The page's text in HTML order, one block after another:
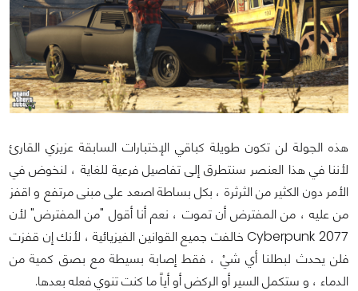
هذه الجولة لن تكون طويلة كباقي الإختبارات السابقة عزيزي القارئ
لأننا في هذا العنصر سنتطرق إلى تفاصيل فرعية للغاية ، لنخوض في
الأمر دون الكثير من الثرثرة ، بكل بساطة اصعد على مبنى مرتفع و اقفز
من عليه ، من المفترض أن تموت ، نعم أنا أقول "من المفترض" لأن
Cyberpunk 2077 خالفت جميع القوانين الفيزيائية ، لأنك إن قفزت
فلن يحدث لبطلنا أي شيْ ، فقط إصابة بسيطة مع بصق كمية من
الدماء ، و ستكمل السير أو الركض أو أياً ما كنت تنوي فعله بعدها.